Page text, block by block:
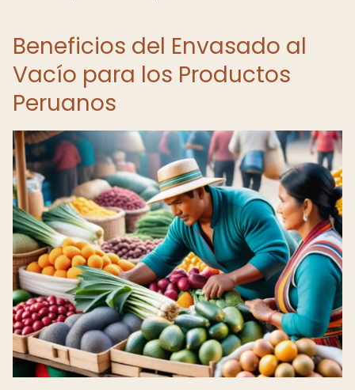
Beneficios del Envasado al
Vacío para los Productos
Peruanos